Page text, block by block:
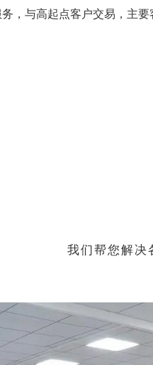
我们帮您解决
，与高起点客户交易，主